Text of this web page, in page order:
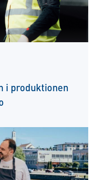
i produktionen